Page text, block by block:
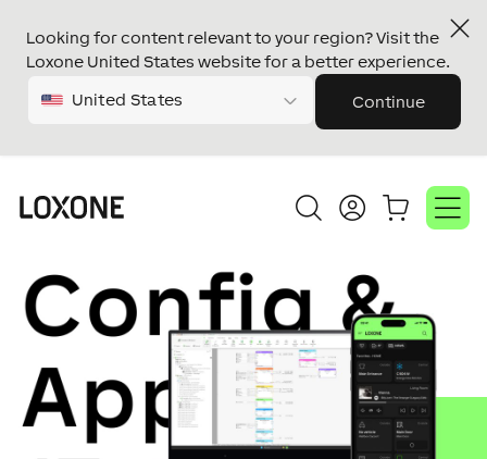
Looking for content relevant to your region? Visit the
Loxone United States website for a better experience.
United States Continue